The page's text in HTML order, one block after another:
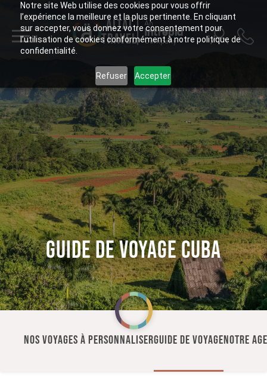
Notre site Web utilise des cookies pour vous offrir
l’expérience la meilleure et la plus pertinente. En cliquant
sur accepter, vous donnez votre consentement pour
l’utilisation de cookies conformément à notre politique de
confidentialité.
Refuser Accepter
ALTAÏ
TRAVEL
An
Intrepid
Company
GUIDE DE VOYAGE CUBA
NOS VOYAGES À PERSONNALISERGUIDE DE VOYAGENOTRE